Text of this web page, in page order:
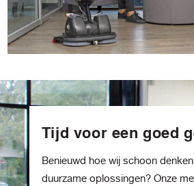
Tijd voor een goed
Benieuwd hoe wij schoon
duurzame oplossingen? Onze